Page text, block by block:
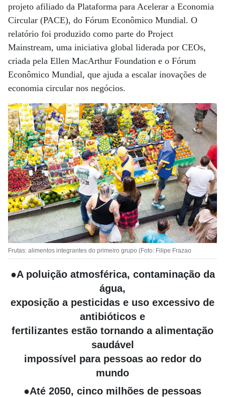
projeto afiliado da Plataforma para Acelerar a Economia
Circular (PACE), do Fórum Econômico Mundial. O
relatório foi produzido como parte do Project
Mainstream, uma iniciativa global liderada por CEOs,
criada pela Ellen MacArthur Foundation e o Fórum
Econômico Mundial, que ajuda a escalar inovações de
economia circular nos negócios.
Frutas: alimentos integrantes do primeiro grupo (Foto: Filipe Frazao
●A poluição atmosférica, contaminação da
água,
exposição a pesticidas e uso excessivo de
antibióticos e
fertilizantes estão tornando a alimentação
saudável
impossível para pessoas ao redor do
mundo
●Até 2050, cinco milhões de pessoas